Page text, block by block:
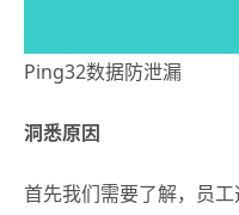
Ping32数据防泄漏
洞悉原因
首先我们需要了解，员